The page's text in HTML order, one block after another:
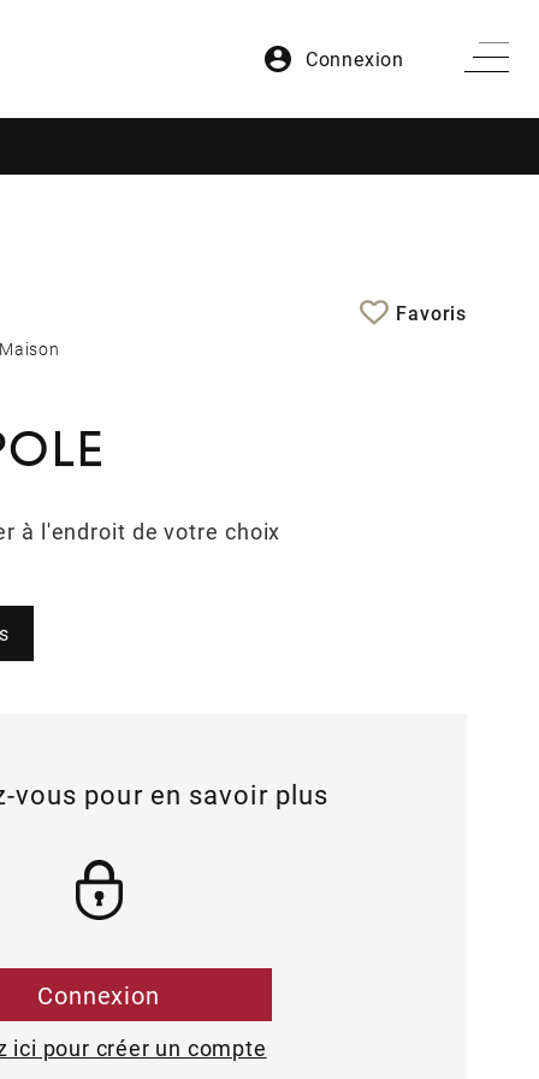
Connexion
Favoris
Maison
à l'endroit de votre choix
vous pour en savoir plus
Connexion
ici pour créer un compte